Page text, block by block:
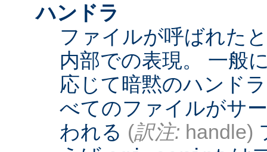
ハンドラ
ファイルが呼ばれた
内部での表現。 一般
応じて暗黙のハンド
べてのファイルがサ
われる (訳注: handle)